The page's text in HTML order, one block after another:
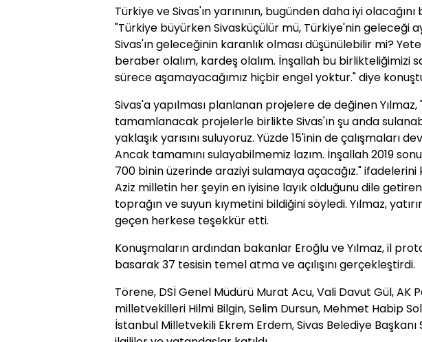
Türkiye ve Sivas'ın yarınının, bugünden daha iyi
"Türkiye büyürken Sivasküçülür mü, Türkiye'nin geleceği
Sivas'ın geleceğinin karanlık olması düşünülebilir mi?
beraber olalım, kardeş olalım. İnşallah bu birlikteliğimizi
sürece aşamayacağımız hiçbir engel yoktur." diye
Sivas'a yapılması planlanan projelere de değinen
tamamlanacak projelerle birlikte Sivas'ın şu anda
yaklaşık yarısını suluyoruz. Yüzde 15'inin de çalışmaları
Ancak tamamını sulayabilmemiz lazım. İnşallah 2019
700 binin üzerinde araziyi sulamaya açacağız." ifadelerini
Aziz milletin her şeyin en iyisine layık olduğunu dile getiren
toprağın ve suyun kıymetini bildiğini söyledi. Yılmaz,
geçen herkese teşekkür etti.
Konuşmaların ardından bakanlar Eroğlu ve Yılmaz, il
basarak 37 tesisin temel atma ve açılışını gerçekleştirdi.
Törene, DSİ Genel Müdürü Murat Acu, Vali Davut Gül, AK
milletvekilleri Hilmi Bilgin, Selim Dursun, Mehmet Habip
İstanbul Milletvekili Ekrem Erdem, Sivas Belediye Başkanı